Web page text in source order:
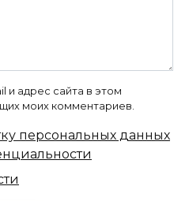
и адрес сайта в этом
моих комментариев.
персональных данных